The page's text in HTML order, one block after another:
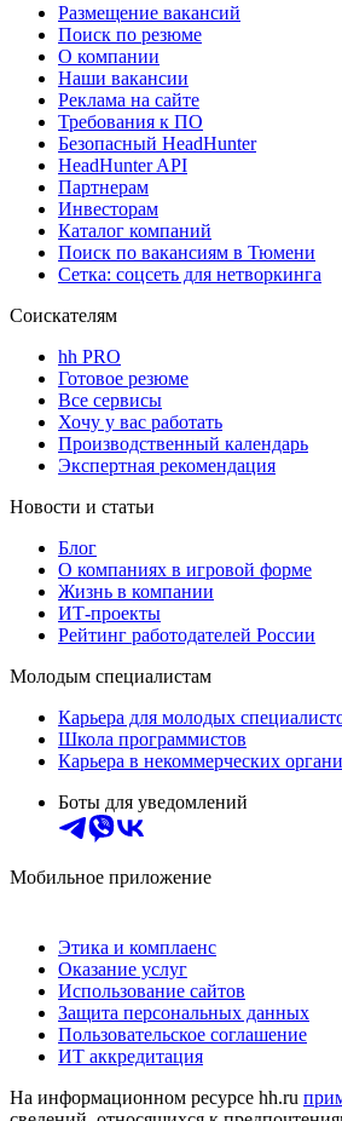
Размещение вакансий
Поиск по резюме
О компании
Наши вакансии
Реклама на сайте
Требования к ПО
Безопасный HeadHunter
HeadHunter API
Партнерам
Инвесторам
Каталог компаний
Поиск по вакансиям в Тюмени
Сетка: соцсеть для нетворкинга
Соискателям
hh PRO
Готовое резюме
Все сервисы
Хочу у вас работать
Производственный календарь
Экспертная рекомендация
Новости и статьи
Блог
О компаниях в игровой форме
Жизнь в компании
ИТ-проекты
Рейтинг работодателей России
Молодым специалистам
Карьера для молодых
Школа программистов
Карьера в некоммерческих
Боты для уведомлений
Мобильное приложение
Этика и комплаенс
Оказание услуг
Использование сайтов
Защита персональных данных
Пользовательское соглашение
ИТ аккредитация
На информационном ресурсе hh.ru